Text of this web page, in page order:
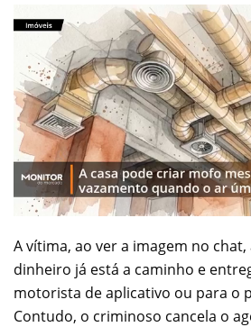
A vítima, ao ver a imagem no
dinheiro já está a caminho e
motorista de aplicativo ou para o
Contudo, o criminoso cancela o